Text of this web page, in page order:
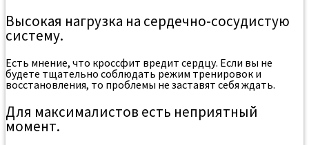
Высокая нагрузка на сердечно-сосудистую
систему.
Есть мнение, что кроссфит вредит сердцу. Если вы не
будете тщательно соблюдать режим тренировок и
восстановления, то проблемы не заставят себя ждать.
Для максималистов есть неприятный
момент.